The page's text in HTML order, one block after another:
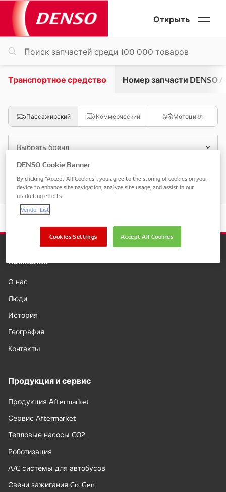
Открыть
Транспортное средство Номер запчасти DENSO /
Пассажирский Коммерческий Мотоцикл
Выбрать бренд
Выбрать модель
Компания
О нас
Люди
История
География
Контакты
Продукция и сервис
Продукция Aftermarket
Сервис Aftermarket
Тепловые насосы CO2
Роботизация
A/C системы для автобусов
Свечи зажигания Co-Gen
DENSO Cookie Banner
By clicking “Accept All Cookies”, you agree to the storing of cookies on your
device to enhance site navigation, analyze site usage, and assist in our
marketing efforts.
Vendor List
Accept All Cookies
Cookies Settings